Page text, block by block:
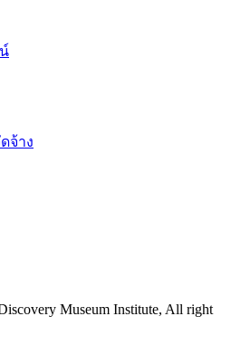
จ้าง
Museum Institute, All right